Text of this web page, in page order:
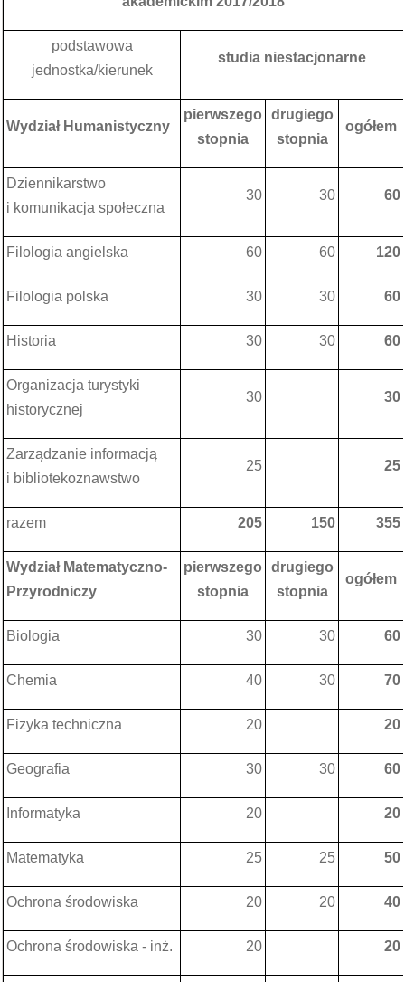
podstawowa
jednostka/kierunek
studia niestacjonarne
Wydział Humanistyczny
pierwszego
stopnia
drugiego
stopnia
ogółem
Dziennikarstwo
i komunikacja społeczna
30 30 60
Filologia angielska 60 60 120
Filologia polska 30 30 60
Historia 30 30 60
Organizacja turystyki
historycznej
30 30
Zarządzanie informacją
i bibliotekoznawstwo
25 25
razem 205 150 355
Wydział Matematyczno-
Przyrodniczy
pierwszego
stopnia
drugiego
stopnia
ogółem
Biologia 30 30 60
Chemia 40 30 70
Fizyka techniczna 20 20
Geografia 30 30 60
Informatyka 20 20
Matematyka 25 25 50
Ochrona środowiska 20 20 40
Ochrona środowiska - inż. 20 20